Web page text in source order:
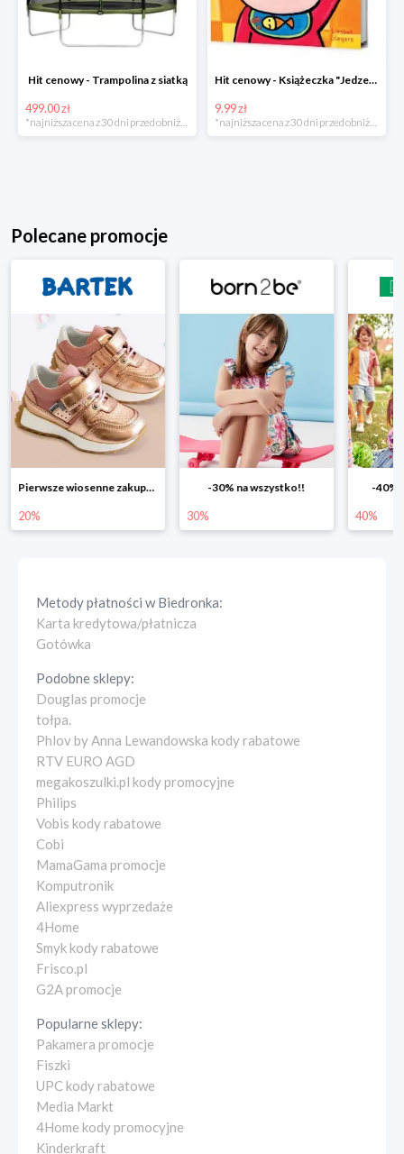
Hit cenowy - Trampolina z siatką
499.00 zł
Hit cenowy - Książeczka "Jedzenie"
9.99 zł
Polecane promocje
Pierwsze wiosenne zakupy -20%
20%
-30% na wszystko!!
30%
-40%
40%
Metody płatności wBiedronka:
Karta kredytowa/płatnicza
Gotówka
Podobne sklepy:
Douglas promocje
tołpa.
Phlov by Anna Lewandowska kody rabatowe
RTV EURO AGD
megakoszulki.pl kody promocyjne
Philips
Vobis kody rabatowe
Cobi
MamaGama promocje
Komputronik
Aliexpress wyprzedaże
4Home
Smyk kody rabatowe
Frisco.pl
G2A promocje
Popularne sklepy:
Pakamera promocje
Fiszki
UPC kody rabatowe
Media Markt
4Home kody promocyjne
Kinderkraft